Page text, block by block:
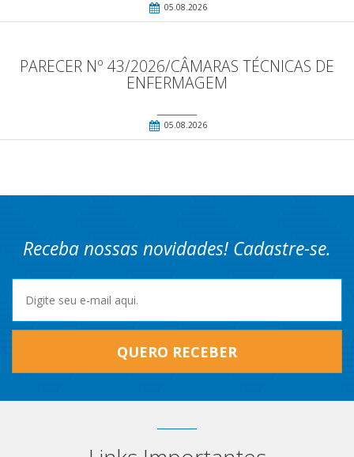
05.08.2026
PARECER Nº 43/2026/CÂMARAS TÉCNICAS DE
ENFERMAGEM
05.08.2026
Receba nossas novidades! Cadastre-se.
QUERO RECEBER